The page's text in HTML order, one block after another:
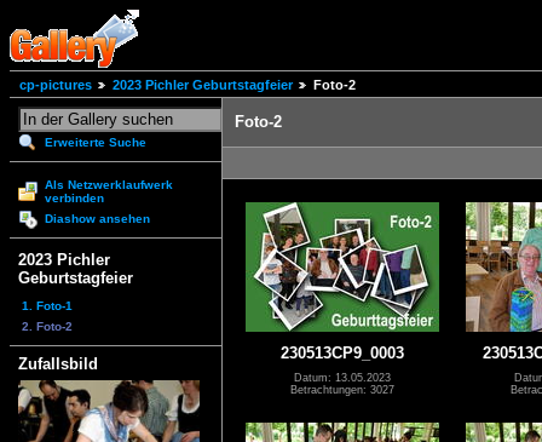
cp-pictures 2023 Pichler Geburtstagfeier Foto-2
Erweiterte Suche
Als Netzwerklaufwerk
verbinden
Diashow ansehen
2023 Pichler
Geburtstagfeier
1. Foto-1
2. Foto-2
Zufallsbild
Foto-2
230513CP9_0003
Datum: 13.05.2023
Betrachtungen: 3027